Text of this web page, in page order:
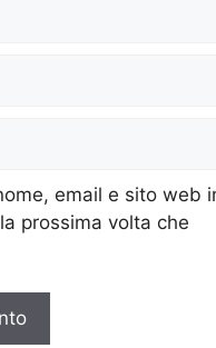
email e sito web
prossima volta che